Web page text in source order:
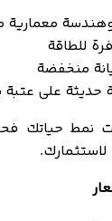
معمارية
للطاقة
منخفضة
حديثة على عتبة
نمط حياتك
لاستثمارك.